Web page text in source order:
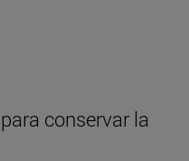
conservar la